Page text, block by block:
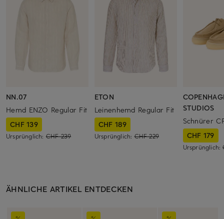
NN.07
Hemd ENZO Regular Fit
CHF 139
Ursprünglich: CHF 239
ETON
Leinenhemd Regular Fit
CHF 189
Ursprünglich:CHF 229
STUDIOS
Schnürer
CHF 179
Ursprünglich:
ÄHNLICHE ARTIKEL ENTDECKEN